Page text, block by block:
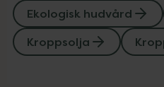
Ekologisk hudvård
Kroppsolja